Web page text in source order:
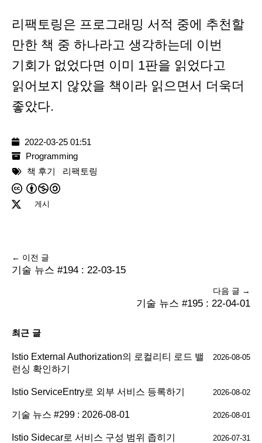
리팩토링은 프로그래밍 서적 중에 추천할
만한 책 중 하나라고 생각하는데 이번
기회가 없었다면 이미 1판을 읽었다고
읽어보지 않았을 책이라 읽으면서 더욱더
좋았다.
2022-03-25 01:51
Programming
책 후기
리팩토링
게시
← 이전 글
기술 뉴스 #194 : 22-03-15
다음 글 →
기술 뉴스 #195 : 22-04-01
최근 글
Istio External Authorization의 로컬리티 로드 밸
런싱 확인하기
2026-08-05
Istio ServiceEntry로 외부 서비스 등록하기 2026-08-02
기술 뉴스 #299 : 2026-08-01 2026-08-01
Istio Sidecar로 서비스 구성 범위 좁히기 2026-07-31